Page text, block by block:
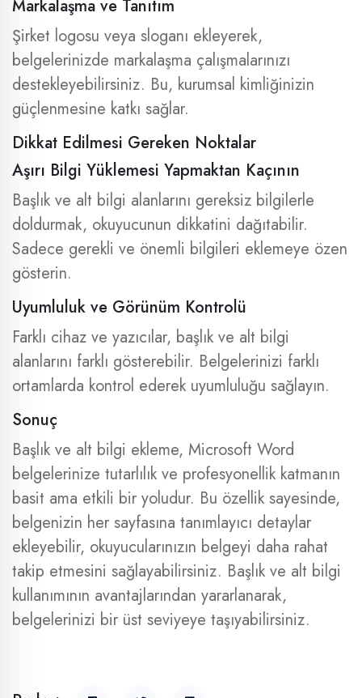
Markalaşma ve Tanıtım
Şirket logosu veya sloganı ekleyerek,
belgelerinizde markalaşma çalışmalarınızı
destekleyebilirsiniz. Bu, kurumsal kimliğinizin
güçlenmesine katkı sağlar.
Dikkat Edilmesi Gereken Noktalar
Aşırı Bilgi Yüklemesi Yapmaktan Kaçının
Başlık ve alt bilgi alanlarını gereksiz bilgilerle
doldurmak, okuyucunun dikkatini dağıtabilir.
Sadece gerekli ve önemli bilgileri eklemeye özen
gösterin.
Uyumluluk ve Görünüm Kontrolü
Farklı cihaz ve yazıcılar, başlık ve alt bilgi
alanlarını farklı gösterebilir. Belgelerinizi farklı
ortamlarda kontrol ederek uyumluluğu sağlayın.
Sonuç
Başlık ve alt bilgi ekleme, Microsoft Word
belgelerinize tutarlılık ve profesyonellik katmanın
basit ama etkili bir yoludur. Bu özellik sayesinde,
belgenizin her sayfasına tanımlayıcı detaylar
ekleyebilir, okuyucularınızın belgeyi daha rahat
takip etmesini sağlayabilirsiniz. Başlık ve alt bilgi
kullanımının avantajlarından yararlanarak,
belgelerinizi bir üst seviyeye taşıyabilirsiniz.